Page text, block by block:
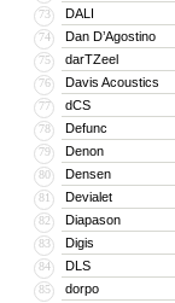
73 DALI
74 Dan D’Agostino
75 darTZeel
76 Davis Acoustics
77 dCS
78 Defunc
79 Denon
80 Densen
81 Devialet
82 Diapason
83 Digis
84 DLS
85 dorpo